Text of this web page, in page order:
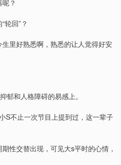
？
轮回”？
里好熟悉啊，熟悉的让人觉得好安
郁和人格障碍的易感上。
S不止一次节目上提到过，这一辈子
性交替出现，可见大s平时的心情，